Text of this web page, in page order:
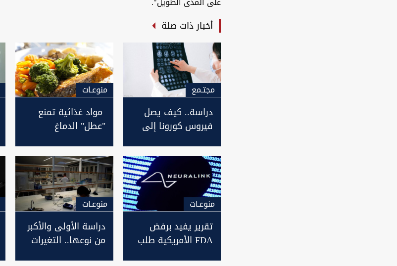
أخبار ذات صلة
مجتـمع
دراسة.. كيف يصل
فيروس كورونا إلى
منوعـات
مواد غذائية تمنع
"عطل" الدماغ
منوعـات
تقرير يفيد برفض
FDA الأمريكية طلب
منوعـات
دراسة الأولى والأكبر
من نوعها.. التغيرات